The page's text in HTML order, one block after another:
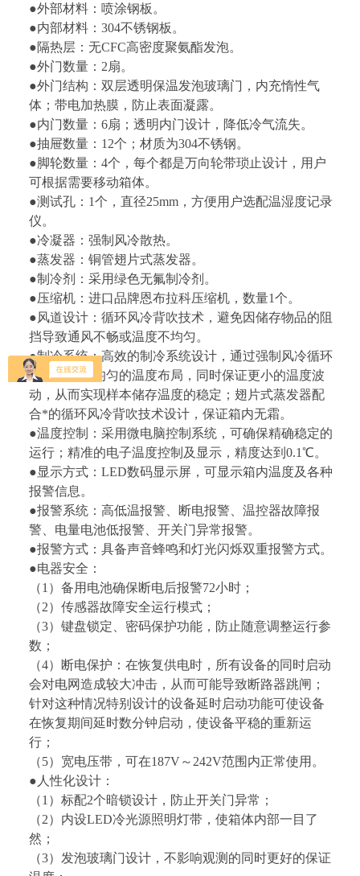
●外部材料：喷涂钢板。
●内部材料：304不锈钢板。
●隔热层： 无CFC高密度聚氨酯发泡。
●外门数量： 2扇。
●外门结构： 双层透明保温发泡玻璃门，内充惰性气
体；带电加热膜，防止表面凝露。
●内门数量： 6扇；透明内门设计，降低冷气流失。
●抽屉数量： 12个；材质为304不锈钢。
●脚轮数量：4个，每个都是万向轮带琐止设计， 用户
可根据需要移动箱体。
●测试孔：1个，直径25mm，方便用户选配温湿度记录
仪。
●冷凝器：强制风冷散热。
●蒸发器：铜管翅片式蒸发器。
●制冷剂：采用绿色无氟制冷剂。
●压缩机：进口品牌恩布拉科压缩机，数量1个。
●风道设计：循环风冷背吹技术，避免因储存物品的阻
挡导致通风不畅或温度不均匀。
●制冷系统：高效的制冷系统设计，通过强制风冷循环
系统实现更均匀的温度布局，同时保证更小的温度波
动，从而实现样本储存温度的稳定； 翅片式蒸发器配
合*的循环风冷背吹技术设计，保证箱内无霜。
●温度控制： 采用微电脑控制系统，可确保精确稳定的
运行；精准的电子温度控制及显示，精度达到0.1℃。
●显示方式：LED数码显示屏，可显示箱内温度及各种
报警信息。
●报警系统：高低温报警、断电报警、温控器故障报
警、电量电池低报警、 开关门异常报警。
●报警方式：具备声音蜂鸣和灯光闪烁双重报警方式。
●电器安全：
（1）备用电池确保断电后报警72小时；
（2）传感器故障安全运行模式；
（3）键盘锁定、密码保护功能，防止随意调整运行参
数；
（4）断电保护：在恢复供电时，所有设备的同时启动
会对电网造成较大冲击，从而可能导致断路器跳闸；
针对这种情况特别设计的设备延时启动功能可使设备
在恢复期间延时数分钟启动，使设备平稳的重新运
行；
（5）宽电压带，可在187V～242V范围内正常使用。
● 人性化设计：
（1 ）标配2个暗锁设计，防止开关门异常；
（2） 内设LED冷光源照明灯带，使箱体内部一目了
然；
（3）发泡玻璃门设计，不影响观测的同时更好的保证